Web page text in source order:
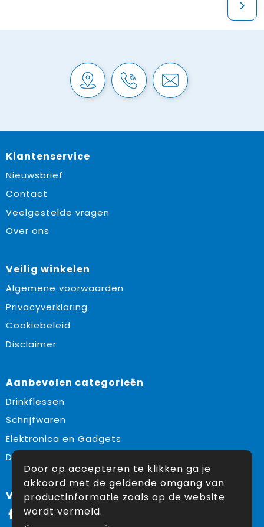
Klantenservice
Nieuwsbrief
Contact
Veelgestelde vragen
Over ons
Veilig winkelen
Algemene voorwaarden
Privacyverklaring
Cookiebeleid
Disclaimer
Aanbevolen categorieën
Drinkflessen
Schrijfwaren
Elektronica en Gadgets
Draagtassen
Volg ons op:
Facebook
Door op accepteren te klikken ga je
akkoord met de geldende omgang van
productinformatie zoals op de website
wordt vermeld.